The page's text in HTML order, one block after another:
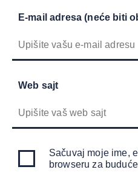
E-mail adresa (neće biti
Web sajt
Sačuvaj moje ime,
browseru za